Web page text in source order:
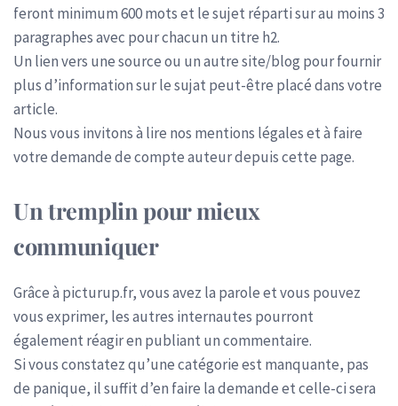
feront minimum 600 mots et le sujet réparti sur au moins 3
paragraphes avec pour chacun un titre h2.
Un lien vers une source ou un autre site/blog pour fournir
plus d’information sur le sujat peut-être placé dans votre
article.
Nous vous invitons à lire nos mentions légales et à faire
votre demande de compte auteur depuis cette page.
Un tremplin pour mieux
communiquer
Grâce à picturup.fr, vous avez la parole et vous pouvez
vous exprimer, les autres internautes pourront
également réagir en publiant un commentaire.
Si vous constatez qu’une catégorie est manquante, pas
de panique, il suffit d’en faire la demande et celle-ci sera